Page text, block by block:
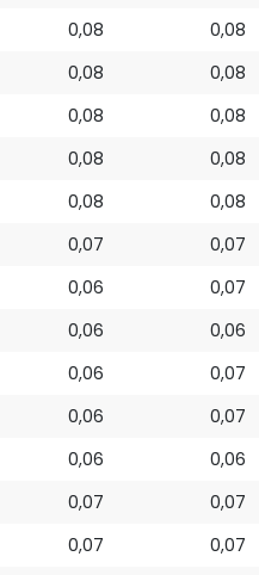
0,08 0,08
0,08 0,08
0,08 0,08
0,08 0,08
0,08 0,08
0,07 0,07
0,06 0,07
0,06 0,06
0,06 0,07
0,06 0,07
0,06 0,06
0,07 0,07
0,07 0,07